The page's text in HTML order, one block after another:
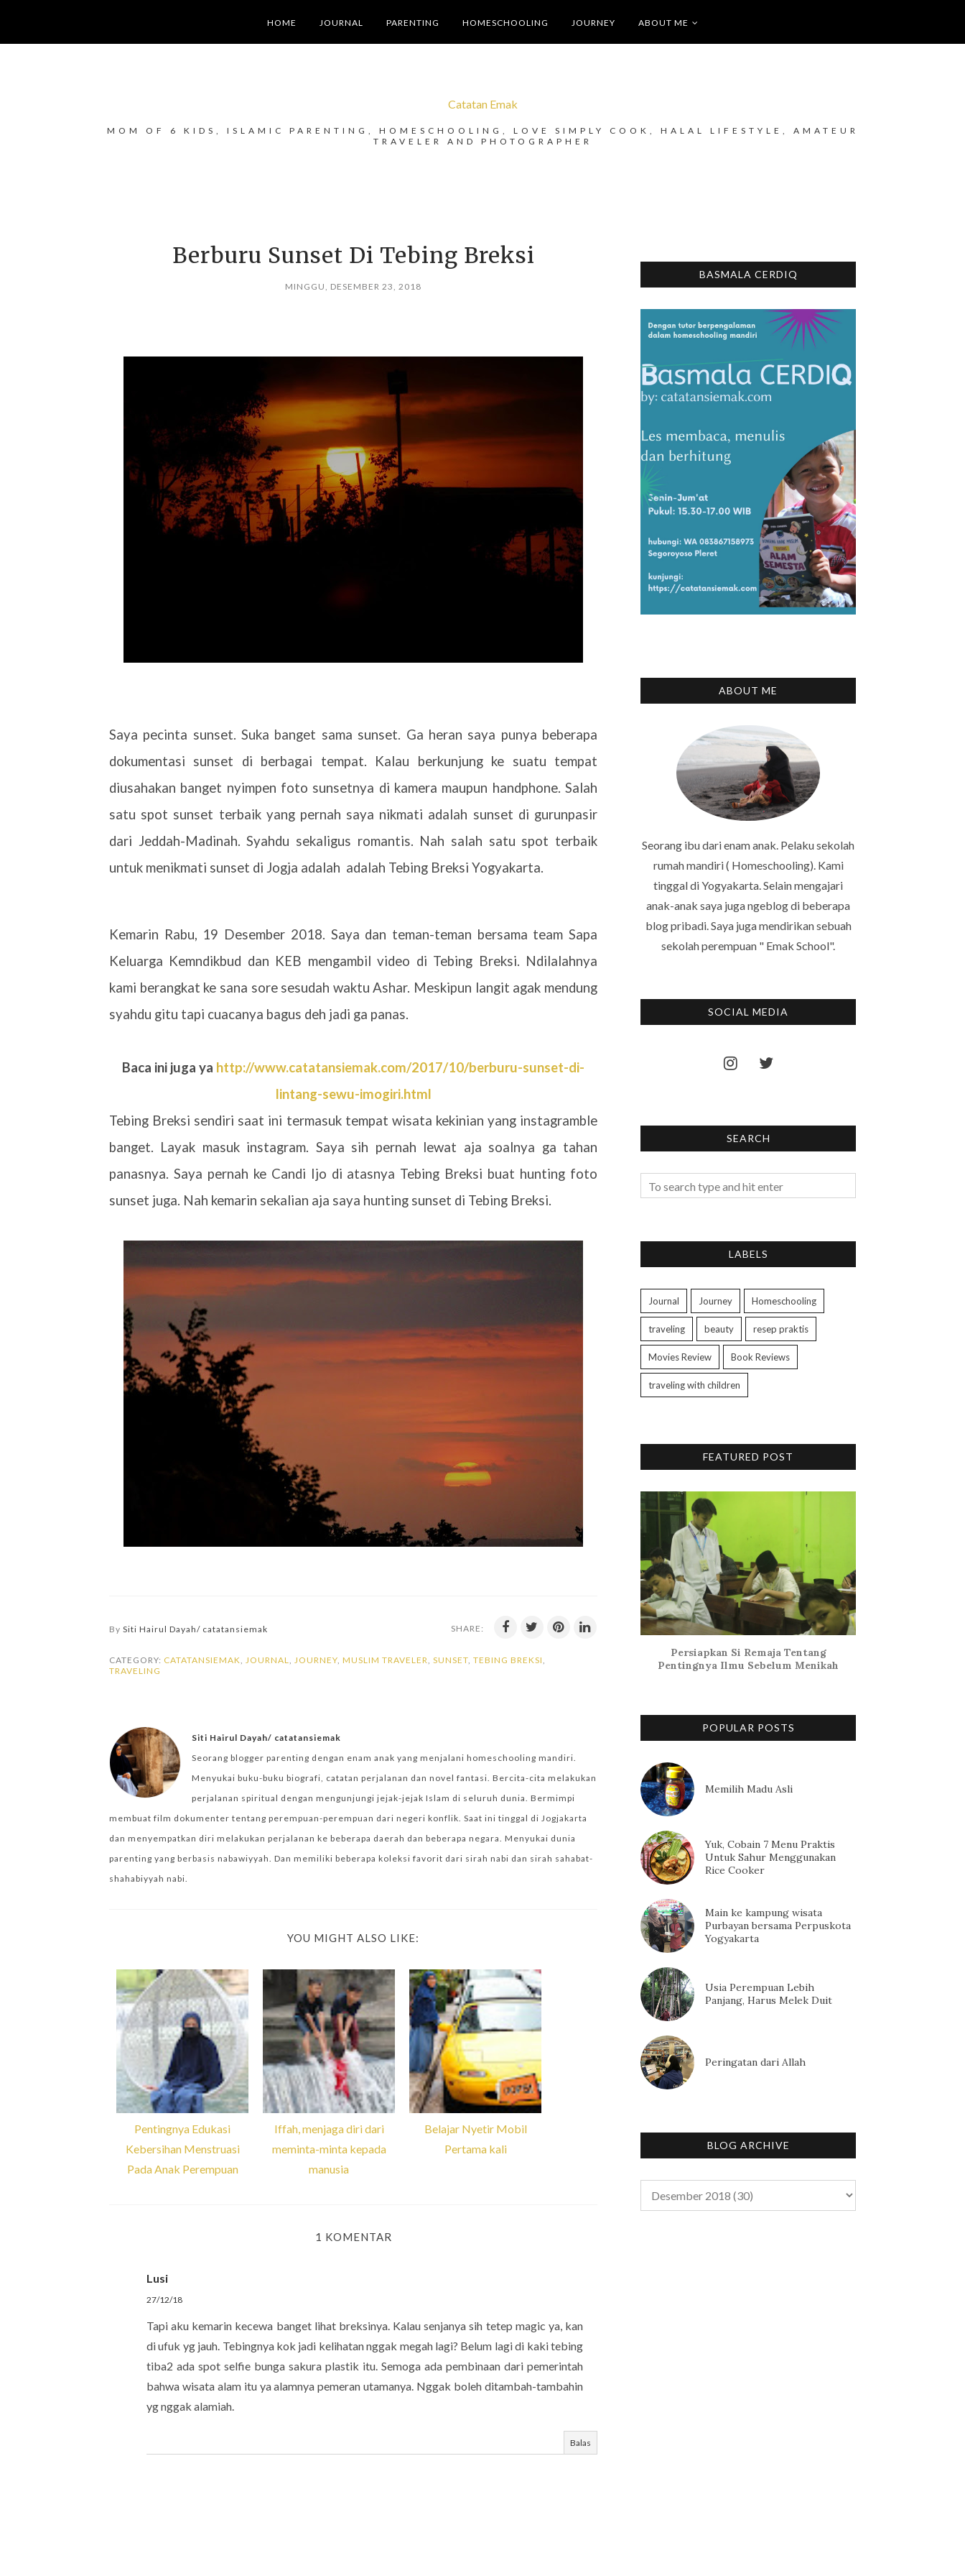
HOME JOURNAL PARENTING HOMESCHOOLING JOURNEY ABOUT ME
Catatan Emak
MOM OF 6 KIDS, ISLAMIC PARENTING, HOMESCHOOLING, LOVE SIMPLY COOK, HALAL LIFESTYLE, AMATEUR
TRAVELER AND PHOTOGRAPHER
Berburu Sunset Di Tebing Breksi
MINGGU, DESEMBER 23, 2018
Saya pecinta sunset. Suka banget sama sunset. Ga heran saya punya beberapa
dokumentasi sunset di berbagai tempat. Kalau berkunjung ke suatu tempat
diusahakan banget nyimpen foto sunsetnya di kamera maupun handphone. Salah
satu spot sunset terbaik yang pernah saya nikmati adalah sunset di gurunpasir
dari Jeddah-Madinah. Syahdu sekaligus romantis. Nah salah satu spot terbaik
untuk menikmati sunset di Jogja adalah adalah Tebing Breksi Yogyakarta.
Kemarin Rabu, 19 Desember 2018. Saya dan teman-teman bersama team Sapa
Keluarga Kemndikbud dan KEB mengambil video di Tebing Breksi. Ndilalahnya
kami berangkat ke sana sore sesudah waktu Ashar. Meskipun langit agak mendung
syahdu gitu tapi cuacanya bagus deh jadi ga panas.
Baca ini juga ya http://www.catatansiemak.com/2017/10/berburu-sunset-di-
lintang-sewu-imogiri.html
Tebing Breksi sendiri saat ini termasuk tempat wisata kekinian yang instagramble
banget. Layak masuk instagram. Saya sih pernah lewat aja soalnya ga tahan
panasnya. Saya pernah ke Candi Ijo di atasnya Tebing Breksi buat hunting foto
sunset juga. Nah kemarin sekalian aja saya hunting sunset di Tebing Breksi.
By Siti Hairul Dayah/ catatansiemak SHARE:
CATEGORY: CATATANSIEMAK, JOURNAL, JOURNEY, MUSLIM TRAVELER, SUNSET, TEBING BREKSI,
TRAVELING
Siti Hairul Dayah/ catatansiemak
Seorang blogger parenting dengan enam anak yang menjalani homeschooling mandiri.
Menyukai buku-buku biografi, catatan perjalanan dan novel fantasi. Bercita-cita melakukan
perjalanan spiritual dengan mengunjungi jejak-jejak Islam di seluruh dunia. Bermimpi
membuat film dokumenter tentang perempuan-perempuan dari negeri konflik. Saat ini tinggal di Jogjakarta
dan menyempatkan diri melakukan perjalanan ke beberapa daerah dan beberapa negara. Menyukai dunia
parenting yang berbasis nabawiyyah. Dan memiliki beberapa koleksi favorit dari sirah nabi dan sirah sahabat-
shahabiyyah nabi.
YOU MIGHT ALSO LIKE:
Pentingnya Edukasi
Kebersihan Menstruasi
Pada Anak Perempuan
Iffah, menjaga diri dari
meminta-minta kepada
manusia
Belajar Nyetir Mobil
Pertama kali
1 KOMENTAR
Lusi
27/12/18
Tapi aku kemarin kecewa banget lihat breksinya. Kalau senjanya sih tetep magic ya, kan
di ufuk yg jauh. Tebingnya kok jadi kelihatan nggak megah lagi? Belum lagi di kaki tebing
tiba2 ada spot selfie bunga sakura plastik itu. Semoga ada pembinaan dari pemerintah
bahwa wisata alam itu ya alamnya pemeran utamanya. Nggak boleh ditambah-tambahin
yg nggak alamiah.
Balas
BASMALA CERDIQ
ABOUT ME
Seorang ibu dari enam anak. Pelaku sekolah
rumah mandiri ( Homeschooling). Kami
tinggal di Yogyakarta. Selain mengajari
anak-anak saya juga ngeblog di beberapa
blog pribadi. Saya juga mendirikan sebuah
sekolah perempuan " Emak School".
SOCIAL MEDIA
SEARCH
LABELS
Journal Journey Homeschooling
traveling beauty resep praktis
Movies Review Book Reviews
traveling with children
FEATURED POST
Persiapkan Si Remaja Tentang
Pentingnya Ilmu Sebelum Menikah
POPULAR POSTS
Memilih Madu Asli
Yuk, Cobain 7 Menu Praktis
Untuk Sahur Menggunakan
Rice Cooker
Main ke kampung wisata
Purbayan bersama Perpuskota
Yogyakarta
Usia Perempuan Lebih
Panjang, Harus Melek Duit
Peringatan dari Allah
BLOG ARCHIVE